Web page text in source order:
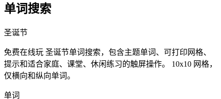
单词搜索
圣诞节
免费在线玩 圣诞节单词搜索，包含主题单词、可打印网格、
提示和适合家庭、课堂、休闲练习的触屏操作。
10x10 网格，
仅横向和纵向单词。
单词